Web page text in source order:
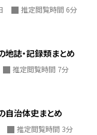
推定閲覧時間 6分
誌・記録類まとめ
推定閲覧時間 7分
自治体史まとめ
推定閲覧時間 3分